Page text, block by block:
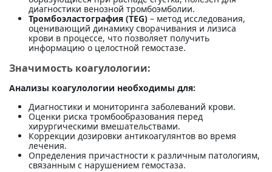
диагностики венозной тромбоэмболии.
Тромбоэластография (TEG) – метод исследования,
оценивающий динамику сворачивания и лизиса
крови в процессе, что позволяет получить
информацию о целостной гемостазе.
Значимость коагулологии:
Анализы коагулологии необходимы для:
Диагностики и мониторинга заболеваний крови.
Оценки риска тромбообразования перед
хирургическими вмешательствами.
Коррекции дозировки антикоагулянтов во время
лечения.
Определения причастности к различным патологиям,
связанным с нарушением гемостаза.